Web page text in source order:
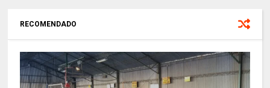
RECOMENDADO